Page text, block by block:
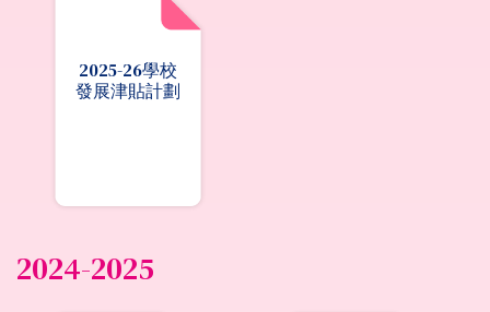
2025-26學校
發展津貼計劃
2024-2025